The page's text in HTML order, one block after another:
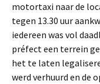
motortaxi naar de
tegen 13.30 uur
iedereen was vol
préfect een terrein
het te laten
werd verhuurd en de